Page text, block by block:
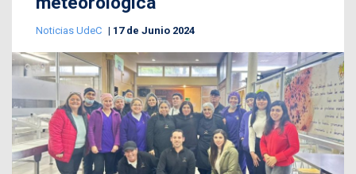
Noticias UdeC 17 de Junio 2024